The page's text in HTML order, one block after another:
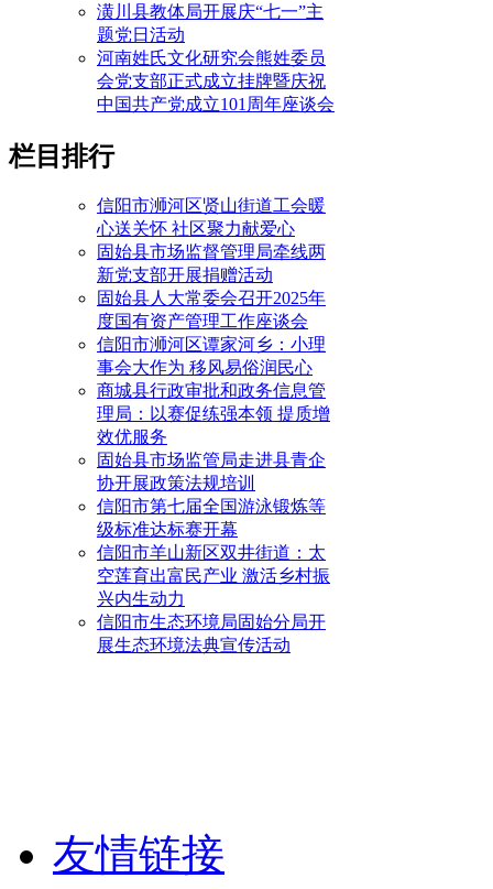
潢川县教体局开展庆“七一”主
题党日活动
河南姓氏文化研究会熊姓委员
会党支部正式成立挂牌暨庆祝
中国共产党成立101周年座谈会
栏目排行
信阳市浉河区贤山街道工会暖
心送关怀 社区聚力献爱心
固始县市场监督管理局牵线两
新党支部开展捐赠活动
固始县人大常委会召开2025年
度国有资产管理工作座谈会
信阳市浉河区谭家河乡：小理
事会大作为 移风易俗润民心
商城县行政审批和政务信息管
理局：以赛促练强本领 提质增
效优服务
固始县市场监管局走进县青企
协开展政策法规培训
信阳市第七届全国游泳锻炼等
级标准达标赛开幕
信阳市羊山新区双井街道：太
空莲育出富民产业 激活乡村振
兴内生动力
信阳市生态环境局固始分局开
展生态环境法典宣传活动
友情链接